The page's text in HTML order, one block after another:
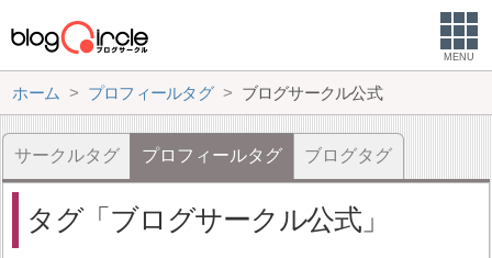
MENU
ホーム プロフィールタグ ブログサークル公式
サークルタグ プロフィールタグ ブログタグ
タグ ブログサークル公式